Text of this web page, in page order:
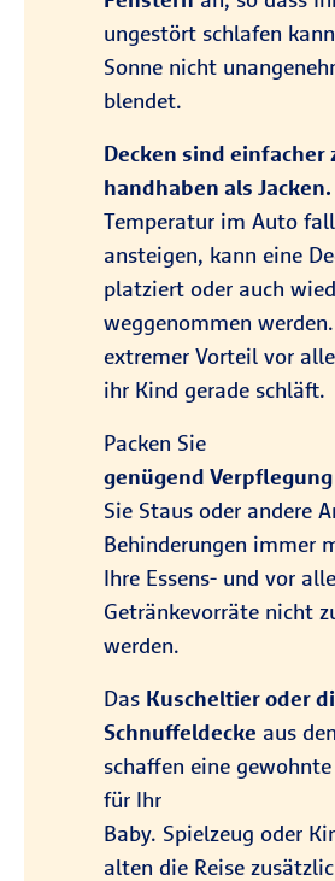
ungestört schlafen
Sonne nicht
blendet.
Decken sind einfacher
handhaben als Jacken.
Temperatur im Auto
ansteigen, kann eine
platziert oder auch
weggenommen
extremer Vorteil vor
ihr Kind gerade schläft.
Packen Sie
genügend Verpflegung
Sie Staus oder andere
Behinderungen immer
Ihre Essens- und vor
Getränkevorräte nicht
werden.
Das Kuscheltier oder
Schnuffeldecke aus
schaffen eine
für Ihr
Baby. Spielzeug oder
alten die Reise